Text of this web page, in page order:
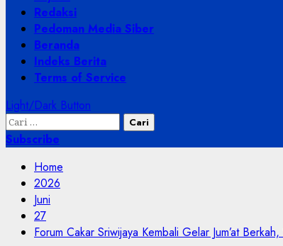
Redaksi
Pedoman Media Siber
Beranda
Indeks Berita
Terms of Service
Light/Dark Button
Cari
untuk:
Subscribe
Home
2026
Juni
27
Forum Cakar Sriwijaya Kembali Gelar Jum’at